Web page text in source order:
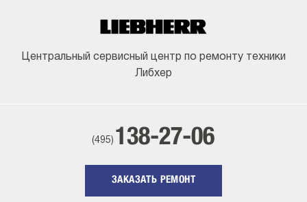
Центральный сервисный центр по ремонту техники
Либхер
(495) 138-27-06
ЗАКАЗАТЬ РЕМОНТ